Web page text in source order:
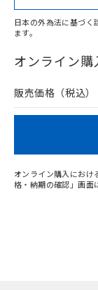
在庫等で未対
問い合わせくだ
日本の外為法に基づく
ます。
オンライン購
販売価格（税込）
オンライン購入におけ
格・納期の確認」画面